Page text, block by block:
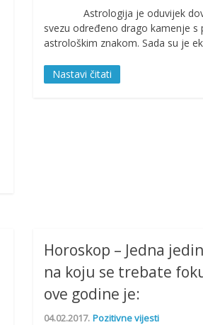
Astrologija je oduvijek
svezu određeno drago kamenje s
astrološkim znakom. Sada su je
Nastavi čitati
Horoskop – Jedna
na koju se trebate
ove godine je:
04.02.2017. Pozitivne vijesti